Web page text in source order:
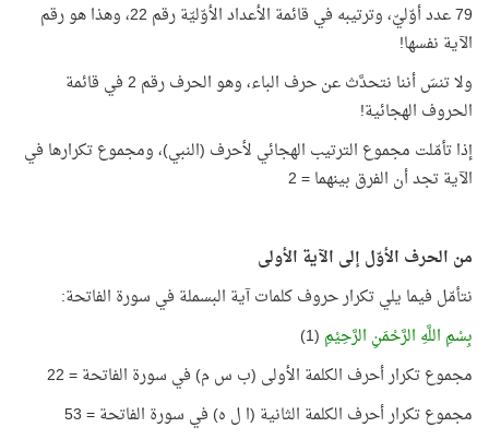
79 عدد أوّليّ، وترتيبه في قائمة الأعداد الأوّليّة رقم 22، وهذا هو رقم
الآية نفسها!
ولا تنسَ أننا نتحدَّث عن حرف الباء، وهو الحرف رقم 2 في قائمة
الحروف الهجائية!
إذا تأمّلت مجموع الترتيب الهجائي لأحرف (النبي)، ومجموع تكرارها في
الآية تجد أن الفرق بينهما = 2
من الحرف الأوّل إلى الآية الأولى
نتأمّل فيما يلي تكرار حروف كلمات آية البسملة في سورة الفاتحة:
بِسْمِ اللَّهِ الرَّحْمَنِ الرَّحِيْمِ (1)
مجموع تكرار أحرف الكلمة الأولى (ب س م) في سورة الفاتحة = 22
مجموع تكرار أحرف الكلمة الثانية (ا ل ه) في سورة الفاتحة = 53